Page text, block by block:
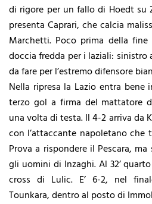
di rigore per un fallo di Hoedt su
presenta Caprari, che calcia
Marchetti. Poco prima della
doccia fredda per i laziali:
da fare per l’estremo difensore
Nella ripresa la Lazio entra
terzo gol a firma del mattatore
una volta di testa. Il 4-2 arriva da
con l’attaccante napoletano che
Prova a rispondere il Pescara,
gli uomini di Inzaghi. Al 32’
cross di Lulic. E’ 6-2, nel
Tounkara, dentro al posto di